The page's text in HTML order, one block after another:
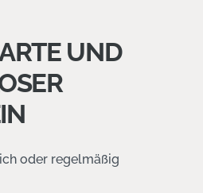
UND
oder regelmäßig